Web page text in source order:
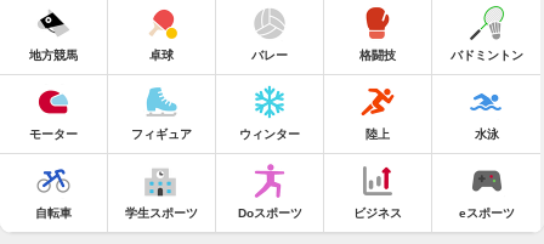
地方競馬 卓球 バレー 格闘技 バドミントン
モーター フィギュア ウィンター 陸上 水泳
自転車 学生スポーツ Doスポーツ ビジネス eスポーツ